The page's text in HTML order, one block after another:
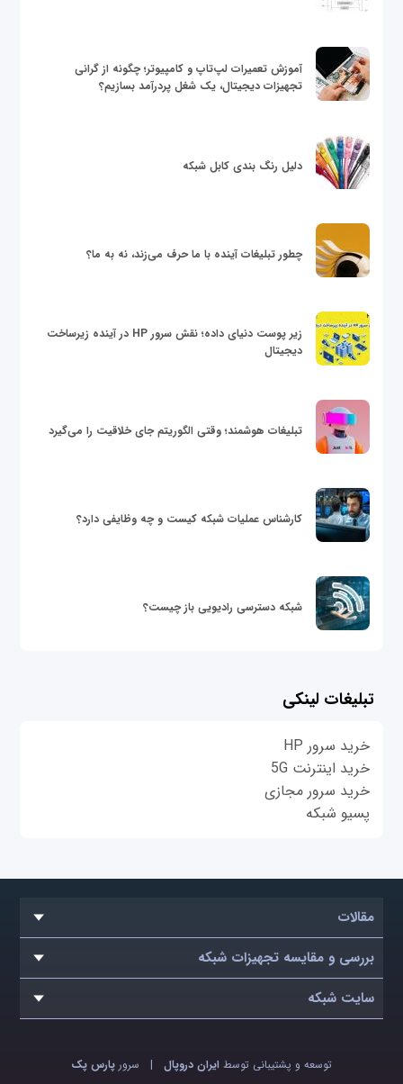
آموزش تعمیرات لپ‌تاپ و کامپیوتر؛ چگونه از گرانی
تجهیزات دیجیتال، یک شغل پردرآمد بسازیم؟
دلیل رنگ بندی کابل شبکه
چطور تبلیغات آینده با ما حرف می‌زند، نه به ما؟
زیر پوست دنیای داده؛ نقش سرور HP در آینده زیرساخت
دیجیتال
تبلیغات هوشمند؛ وقتی الگوریتم جای خلاقیت را می‌گیرد
کارشناس عملیات شبکه کیست و چه وظایفی دارد؟
شبکه دسترسی رادیویی باز چیست؟
تبلیغات لینکی
خرید سرور HP
خرید اینترنت 5G
خرید سرور مجازی
پسیو شبکه
مقالات
بررسی و مقایسه تجهیزات شبکه
سایت شبکه
توسعه و پشتیبانی توسط ایران دروپال| سرور پارس پک